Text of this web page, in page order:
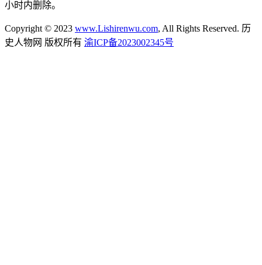
小时内删除。
Copyright © 2023 www.Lishirenwu.com, All Rights Reserved. 历
史人物网 版权所有 渝ICP备2023002345号